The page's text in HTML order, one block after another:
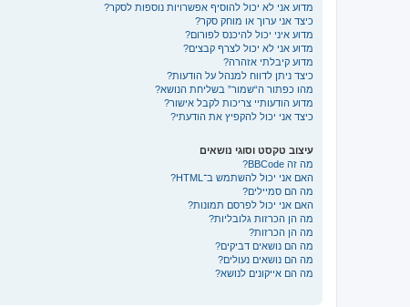
מדוע אני לא יכול להוסיף אפשרויות נוספות לסקר?
כיצד אני ערוך או מוחק סקר?
מדוע איני יכול להיכנס לפורום?
מדוע אני לא יכול לצרף קבצים?
מדוע קיבלתי אזהרה?
כיצד ניתן לדווח למנהל על הודעות?
מהו כפתור ה“שמור” בשליחת הנושא?
מדוע הודעותיי צריכות לקבל אישור?
כיצד אני יכול להקפיץ את הודעתי?
עיצוב טקסט וסוגי נושאים
מה זה BBCode?
האם אני יכול להשתמש ב־HTML?
מה הם סמיילים?
האם אני יכול לפרסם תמונות?
מה הן הכרזות גלובליות?
מה הן הכרזות?
מה הם נושאים דביקים?
מה הם נושאים נעולים?
מה הם אייקונים לנושא?